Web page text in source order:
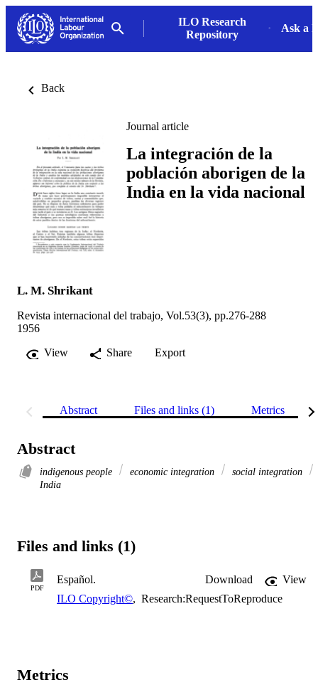
ILO Research
Repository
Ask a
Back
Journal article
La integración de la
población aborigen de la
India en la vida nacional
L. M. Shrikant
Revista internacional del trabajo, Vol.53(3), pp.276-288
1956
View
Share Export
Abstract Files and links (1) Metrics
Abstract
indigenous people economic integration
social integration
India
Files and links (1)
PDF
Español. Download
View
ILO Copyright©, Research:RequestToReproduce
Metrics